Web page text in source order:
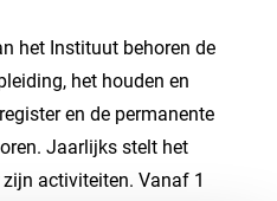
het Instituut behoren de
het houden en
en de permanente
Jaarlijks stelt het
activiteiten. Vanaf 1